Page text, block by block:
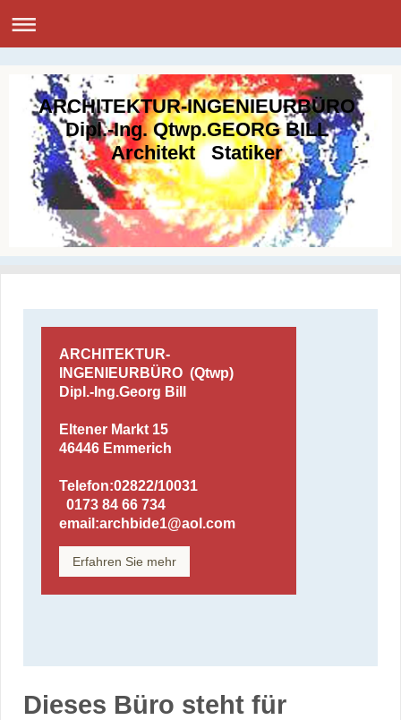
ARCHITEKTUR-INGENIEURBÜRO
Dipl.-Ing. Qtwp.GEORG BILL
Architekt Statiker
ARCHITEKTUR-
INGENIEURBÜRO (Qtwp)
Dipl.-Ing.Georg Bill
Eltener Markt 15
46446 Emmerich
Telefon:02822/10031
0173 84 66 734
email:archbide1@aol.com
Erfahren Sie mehr
Dieses Büro steht für